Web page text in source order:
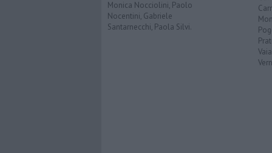
Monica Nocciolini, Paolo
Nocentini, Gabriele
Santarnecchi, Paola Silvi.